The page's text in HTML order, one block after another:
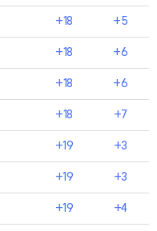
+18 +5
+18 +6
+18 +6
+18 +7
+19 +3
+19 +3
+19 +4